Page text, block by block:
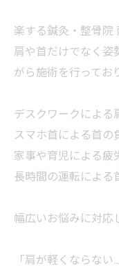
楽する鍼灸・整骨院
肩や首だけでなく姿
がら施術を行ってお
デスクワークによる
スマホ首による首の
家事や育児による疲
長時間の運転による
幅広いお悩みに対応
「肩が軽くならない…